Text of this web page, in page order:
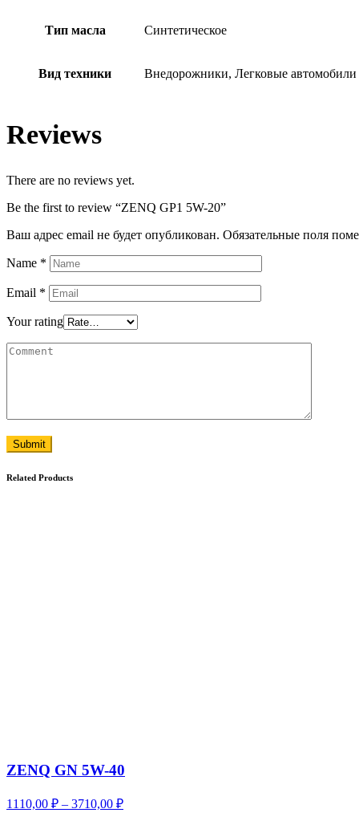
Тип масла Синтетическое
Вид техники Внедорожники, Легковые автомобили
Reviews
There are no reviews yet.
Be the first to review “ZENQ GP1 5W-20”
Ваш адрес email не будет опубликован. Обязательные поля
Name *
Email *
Your rating
Submit
Related Products
ZENQ GN 5W-40
1110,00 ₽ – 3710,00 ₽Диапазон